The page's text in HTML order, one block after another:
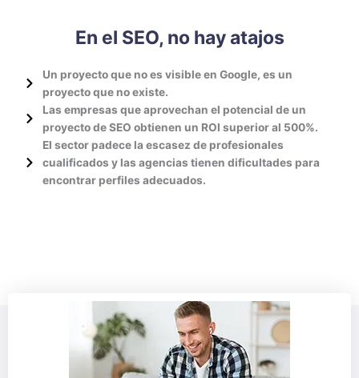
En el SEO, no hay atajos
Un proyecto que no es visible en Google, es un
proyecto que no existe.
Las empresas que aprovechan el potencial de un
proyecto de SEO obtienen un ROI superior al 500%.
El sector padece la escasez de profesionales
cualificados y las agencias tienen dificultades para
encontrar perfiles adecuados.